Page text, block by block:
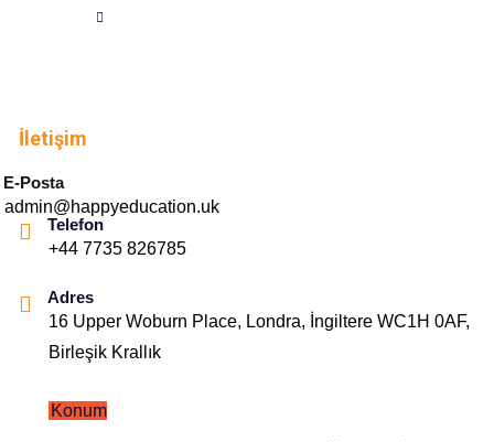
İletişim
E-Posta
admin@happyeducation.uk
Telefon
+44 7735 826785
Adres
16 Upper Woburn Place, Londra, İngiltere WC1H 0AF,
Birleşik Krallık
Konum